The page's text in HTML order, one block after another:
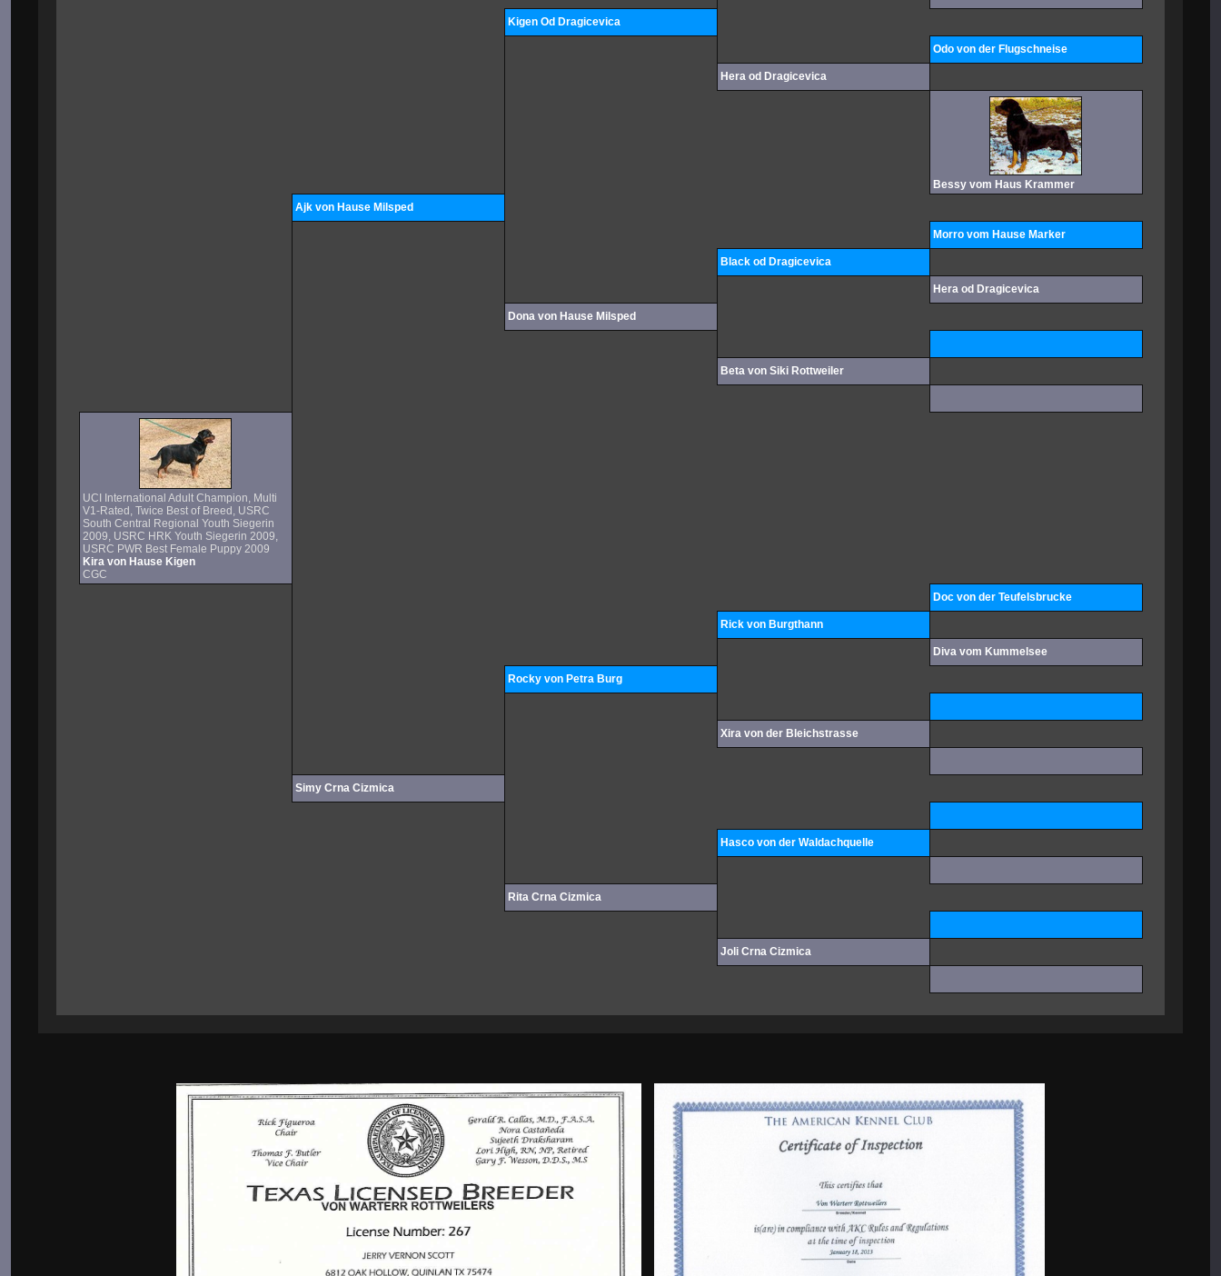
Kigen Od Dragicevica
Odo von der Flugschneise
Hera od Dragicevica
Bessy vom Haus Krammer
Ajk von Hause Milsped
Morro vom Hause Marker
Black od Dragicevica
Hera od Dragicevica
Dona von Hause Milsped
Beta von Siki Rottweiler
UCI International Adult Champion, Multi
V1-Rated, Twice Best of Breed, USRC
South Central Regional Youth Siegerin
2009, USRC HRK Youth Siegerin 2009,
USRC PWR Best Female Puppy 2009
Kira von Hause Kigen
CGC
Doc von der Teufelsbrucke
Rick von Burgthann
Diva vom Kummelsee
Rocky von Petra Burg
Xira von der Bleichstrasse
Simy Crna Cizmica
Hasco von der Waldachquelle
Rita Crna Cizmica
Joli Crna Cizmica